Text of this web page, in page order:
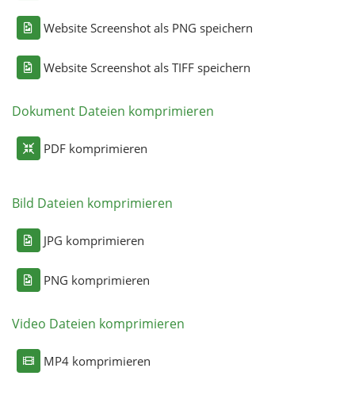
Website Screenshot als PNG speichern
Website Screenshot als TIFF speichern
Dokument Dateien komprimieren
PDF komprimieren
Bild Dateien komprimieren
JPG komprimieren
PNG komprimieren
Video Dateien komprimieren
MP4 komprimieren